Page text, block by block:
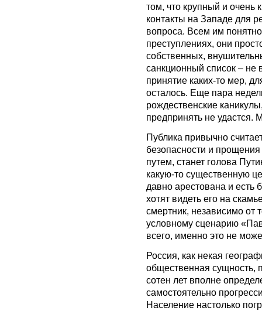
том, что крупный и очень
контакты на Западе для
вопроса. Всем им
преступлениях, они
собственных,
санкционный список – не
принятие каких-то мер,
осталось. Еще пара
рождественские
предпринять не удастся.
Публика привычно
безопасности и
путем, станет голова
какую-то существенную
давно арестована и есть
хотят видеть его на
смертник, независимо от
условному сценарию
всего, именно это не
Россия, как некая
общественная сущность,
сотен лет вполне
самостоятельно
Население настолько